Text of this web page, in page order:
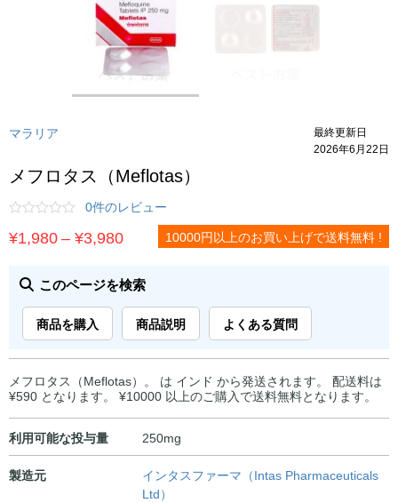
マラリア
最終更新日
2026年6月22日
メフロタス（Meflotas）
0件のレビュー
¥1,980–¥3,980価
帯:
¥1,980
¥3,980
10000円以上のお買い上げで送料無料 !
このページを検索
商品を購入 商品説明 よくある質問
メフロタス（Meflotas）。 は インド から発送されます。 配送料は
¥590 となります。 ¥10000 以上のご購入で送料無料となります。
利用可能な投与量 250mg
製造元
インタスファーマ（Intas Pharmaceuticals
Ltd）